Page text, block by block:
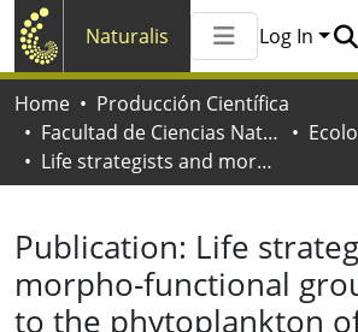
Naturalis
All of
Log In
Home
Producción Científica
Facultad de Ciencias Naturales y Museo
Life strategists and morpho-functional groups applied to the phytoplankton of a Pampean shallow lake
Publication: Life
morpho-functional
to the phytoplankton